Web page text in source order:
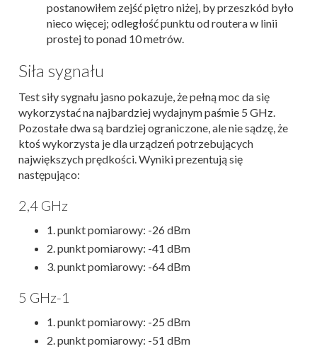
postanowiłem zejść piętro niżej, by przeszkód było
nieco więcej; odległość punktu od routera w linii
prostej to ponad 10 metrów.
Siła sygnału
Test siły sygnału jasno pokazuje, że pełną moc da się
wykorzystać na najbardziej wydajnym paśmie 5 GHz.
Pozostałe dwa są bardziej ograniczone, ale nie sądzę, że
ktoś wykorzysta je dla urządzeń potrzebujących
największych prędkości. Wyniki prezentują się
następująco:
2,4 GHz
1. punkt pomiarowy: -26 dBm
2. punkt pomiarowy: -41 dBm
3. punkt pomiarowy: -64 dBm
5 GHz-1
1. punkt pomiarowy: -25 dBm
2. punkt pomiarowy: -51 dBm